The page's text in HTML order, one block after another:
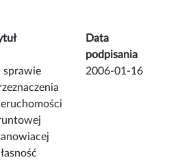
Data
podpisania
sprawie
2006-01-16